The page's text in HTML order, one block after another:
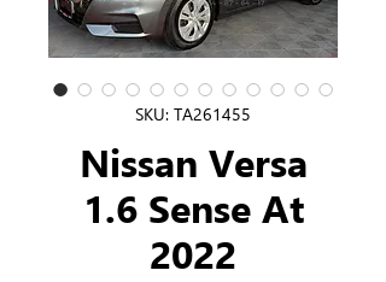
SKU: TA261455
Nissan Versa
1.6 Sense At
2022